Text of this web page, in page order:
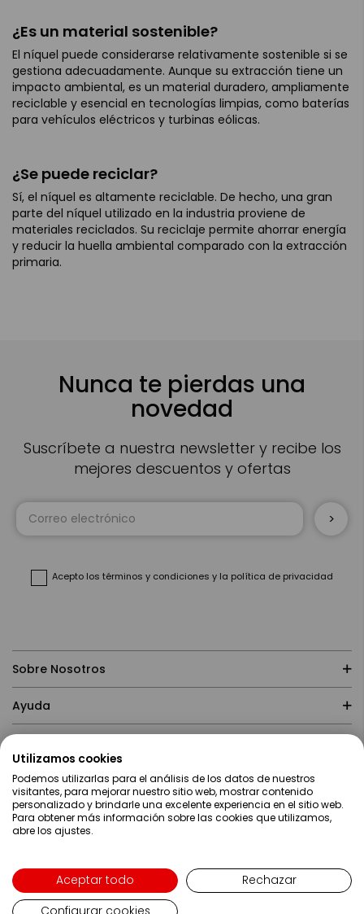
¿Es un material sostenible?
El níquel puede considerarse relativamente sostenible si se
gestiona adecuadamente. Aunque su extracción tiene un
impacto ambiental, es un material duradero, ampliamente
reciclable y esencial en tecnologías limpias, como baterías
para vehículos eléctricos y turbinas eólicas.
¿Se puede reciclar?
Sí, el níquel es altamente reciclable. De hecho, una gran
parte del níquel utilizado en la industria proviene de
materiales reciclados. Su reciclaje permite ahorrar energía
y reducir la huella ambiental comparado con la extracción
primaria.
Nunca te pierdas una
novedad
Suscríbete a nuestra newsletter y recibe los
mejores descuentos y ofertas
Inscríbase
Acepto los términos y condiciones y la política de privacidad
Sobre Nosotros
Ayuda
Contacto
Utilizamos cookies
Podemos utilizarlas para el análisis de los datos de nuestros
visitantes, para mejorar nuestro sitio web, mostrar contenido
personalizado y brindarle una excelente experiencia en el sitio web.
Para obtener más información sobre las cookies que utilizamos,
abre los ajustes.
Aceptar todo
Rechazar